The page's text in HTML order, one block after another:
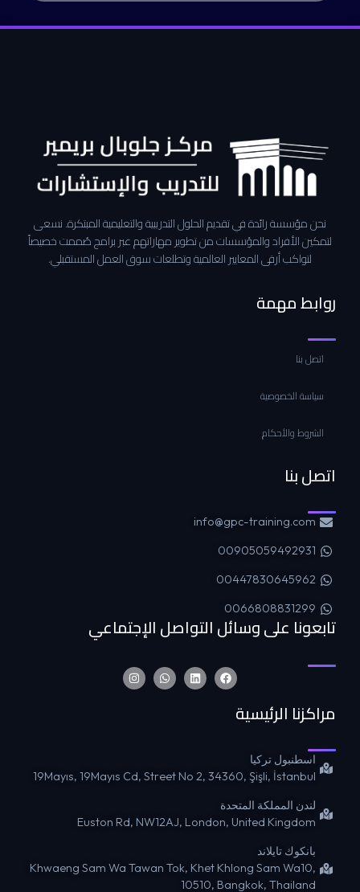
نحن مؤسسة رائدة في تقديم الحلول التدريبية والتعليمية المبتكرة. نسعى
لتمكين الأفراد والمؤسسات من تطوير مهاراتهم عبر برامج صُممت خصيصاً
لتواكب أرقى المعايير العالمية وتطلعات سوق العمل المستقبلي.
روابط مهمة
اتصل بنا
سياسة الخصوصية
الشروط والأحكام
اتصل بنا
info@gpc-training.com
00905059492931
00447830645962
0066808831299
تابعونا على وسائل التواصل الإجتماعي
مراكزنا الرئيسية
اسطنبول تركيا
19Mayıs, 19Mayıs Cd, Street No 2, 34360, Şişli, İstanbul
لندن المملكة المتحدة
Euston Rd, NW12AJ, London, United Kingdom
بانكوك تايلاند
Khwaeng Sam Wa Tawan Tok, Khet Khlong Sam Wa10,
10510, Bangkok, Thailand